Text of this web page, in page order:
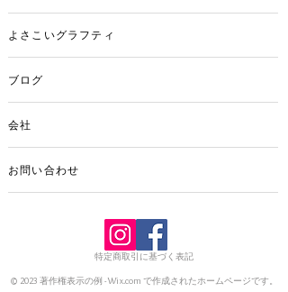
活躍しそう！
よさこいグラフティ
ブログ
会社
お問い合わせ
特定商取引に基づく表記
© 2023 著作権表示の例 -Wix.com で作成されたホームページです。